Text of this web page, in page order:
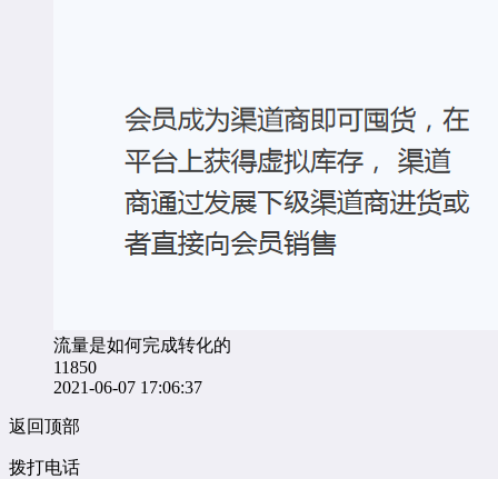
流量是如何完成转化的
11850
2021-06-07 17:06:37
返回顶部
拨打电话